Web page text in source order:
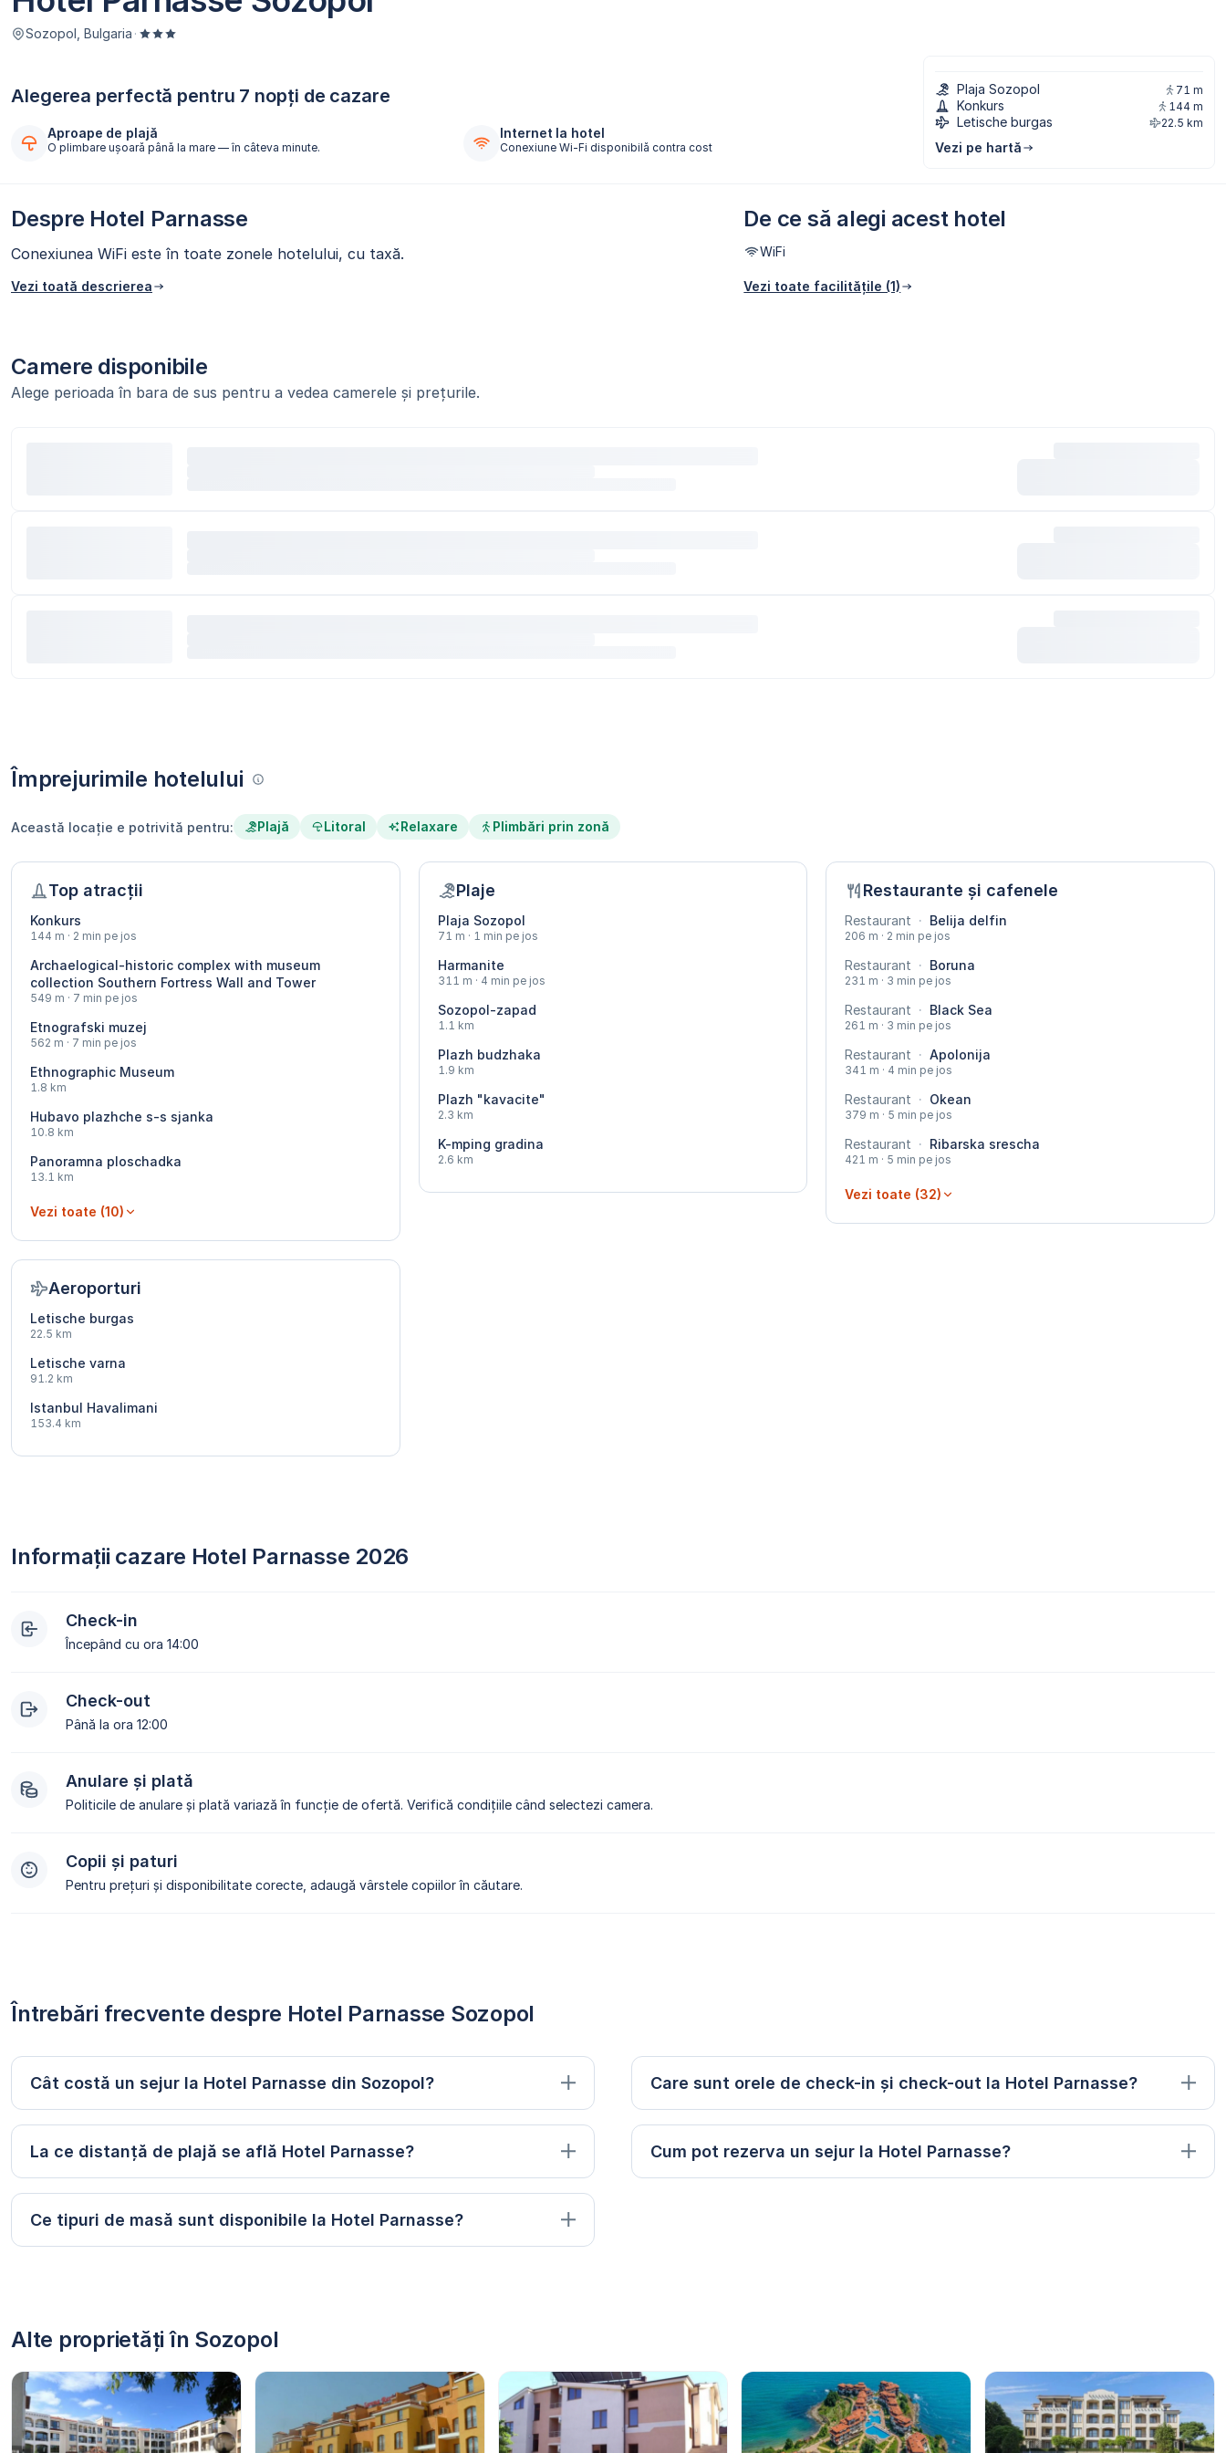
Sozopol, Bulgaria ·
Alegerea perfectă pentru 7 nopți de cazare
Aproape de plajă
O plimbare ușoară până la mare — în câteva minute.
Internet la hotel
Conexiune Wi-Fi disponibilă contra cost
Plaja Sozopol 71 m
Konkurs 144 m
Letische burgas 22.5 km
Vezi pe hartă
Despre Hotel Parnasse
Conexiunea WiFi este în toate zonele hotelului, cu taxă.
Vezi toată descrierea
De ce să alegi acest hotel
WiFi
Vezi toate facilitățile (1)
Camere disponibile
Alege perioada în bara de sus pentru a vedea camerele și prețurile.
Împrejurimile hotelului
Această locație e potrivită pentru: Plajă Litoral Relaxare Plimbări prin zonă
Top atracții
Konkurs
144 m · 2 min pe jos
Archaelogical-historic complex with museum
collection Southern Fortress Wall and Tower
549 m · 7 min pe jos
Etnografski muzej
562 m · 7 min pe jos
Ethnographic Museum
1.8 km
Hubavo plazhche s-s sjanka
10.8 km
Panoramna ploschadka
13.1 km
Vezi toate (10)
Plaje
Plaja Sozopol
71 m · 1 min pe jos
Harmanite
311 m · 4 min pe jos
Sozopol-zapad
1.1 km
Plazh budzhaka
1.9 km
Plazh "kavacite"
2.3 km
K-mping gradina
2.6 km
Restaurante și cafenele
Restaurant · Belija delfin
206 m · 2 min pe jos
Restaurant · Boruna
231 m · 3 min pe jos
Restaurant · Black Sea
261 m · 3 min pe jos
Restaurant · Apolonija
341 m · 4 min pe jos
Restaurant · Okean
379 m · 5 min pe jos
Restaurant · Ribarska srescha
421 m · 5 min pe jos
Vezi toate (32)
Aeroporturi
Letische burgas
22.5 km
Letische varna
91.2 km
Istanbul Havalimani
153.4 km
Informații cazare Hotel Parnasse 2026
Check-in
Începând cu ora 14:00
Check-out
Până la ora 12:00
Anulare și plată
Politicile de anulare și plată variază în funcție de ofertă. Verifică condițiile când selectezi camera.
Copii și paturi
Pentru prețuri și disponibilitate corecte, adaugă vârstele copiilor în căutare.
Întrebări frecvente despre Hotel Parnasse Sozopol
Cât costă un sejur la Hotel Parnasse din Sozopol?
La ce distanță de plajă se află Hotel Parnasse?
Ce tipuri de masă sunt disponibile la Hotel Parnasse?
Care sunt orele de check-in și check-out la Hotel Parnasse?
Cum pot rezerva un sejur la Hotel Parnasse?
Alte proprietăți în Sozopol